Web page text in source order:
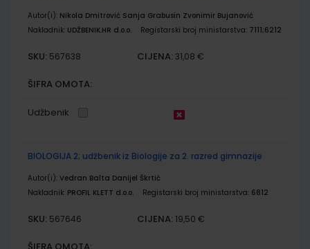
Autor(i): Nikola Dmitrović Sanja Grabusin Zvonimir Bujanović
Nakladnik: UDŽBENIK.HR d.o.o. Registarski broj ministarstva: 7111;6212
SKU: 567638 CIJENA: 31,08 €
ŠIFRA OMOTA:
Udžbenik
BIOLOGIJA 2; udžbenik iz Biologije za 2. razred gimnazije
Autor(i): Vedran Balta Danijel Škrtić
Nakladnik: PROFIL KLETT d.o.o. Registarski broj ministarstva: 6812
SKU: 567646 CIJENA: 19,50 €